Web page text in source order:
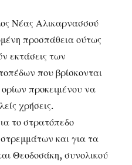
Νέας Αλικαρνασσού
προσπάθεια ούτως
εκτάσεις των
που βρίσκονται
ορίων προκειμένου να
χρήσεις.
το στρατόπεδο
και για τα
Θεοδοσάκη, συνολικού